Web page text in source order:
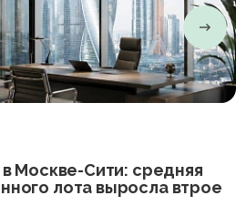
Москве-Сити: средняя
лота выросла втрое